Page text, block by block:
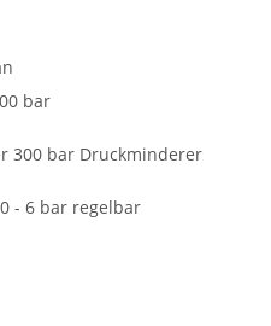
bar
300 bar Druckminderer
- 6 bar regelbar